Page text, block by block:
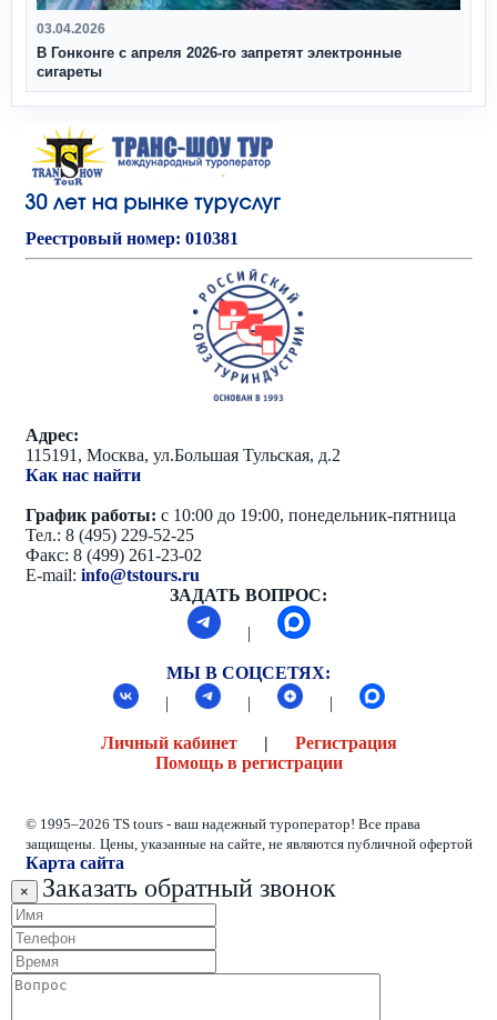
03.04.2026
В Гонконге с апреля 2026‑го запретят электронные
сигареты
Реестровый номер: 010381
Адрес:
115191, Москва, ул.Большая Тульская, д.2
Как нас найти
График работы: с 10:00 до 19:00, понедельник-пятница
Тел.: 8 (495) 229-52-25
Факс: 8 (499) 261-23-02
E-mail: info@tstours.ru
ЗАДАТЬ ВОПРОС:
|
МЫ В СОЦСЕТЯХ:
|
| |
Личный кабинет| Регистрация
Помощь в регистрации
© 1995–2026 TS tours - ваш надежный туроператор! Все права
защищены. Цены, указанные на сайте, не являются публичной офертой
Карта сайта
× Заказать обратный звонок